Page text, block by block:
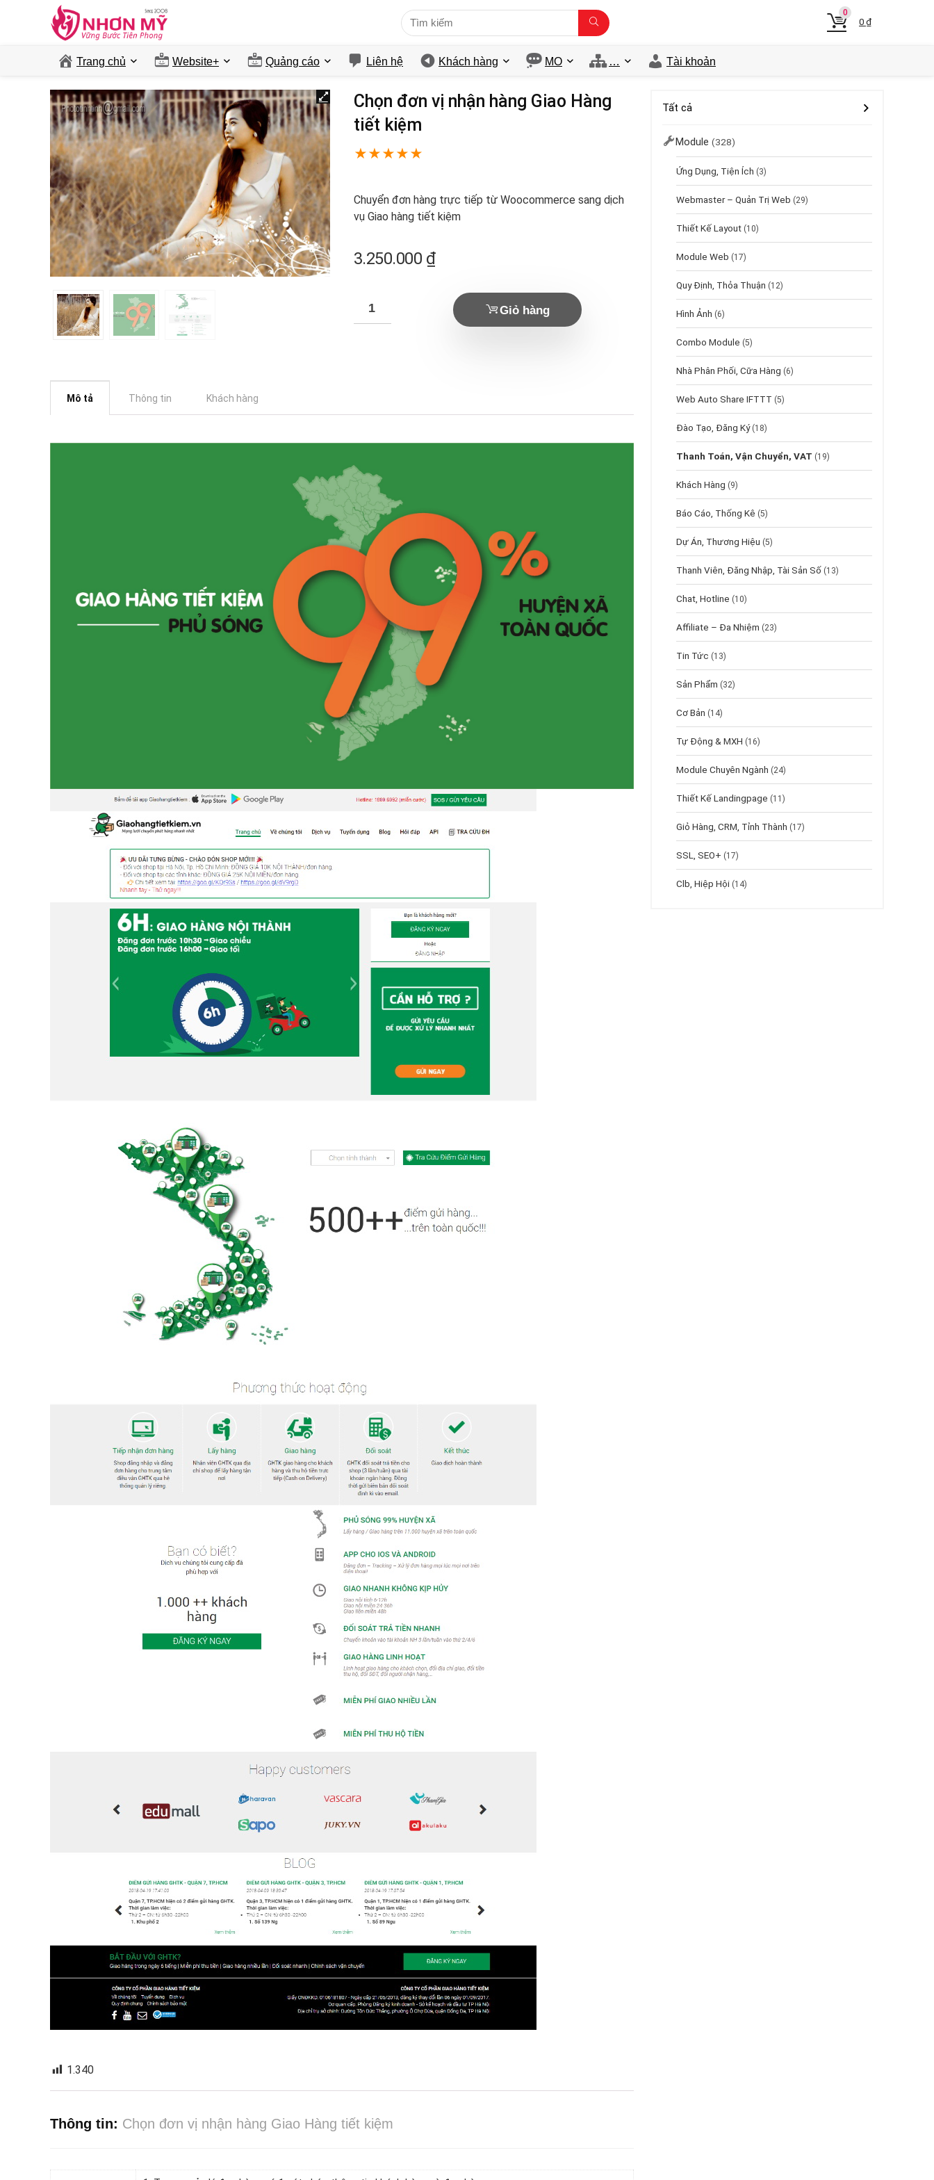
0
0 ₫
Trang chủ Website+ Quảng cáo Liên hệ Khách hàng MO … Tài khoản
Chọn đơn vị nhận hàng Giao Hàng
tiết kiệm
★★★★★
Chuyển đơn hàng trực tiếp từ Woocommerce sang dịch
vụ Giao hàng tiết kiệm
3.250.000 ₫
Giỏ hàng
Mô tả Thông tin Khách hàng
1.340
Thông tin: Chọn đơn vị nhận hàng Giao Hàng tiết kiệm
Tất cả
Module (328)
Ứng Dụng, Tiện Ích (3)
Webmaster – Quản Trị Web (29)
Thiết Kế Layout (10)
Module Web (17)
Quy Định, Thỏa Thuận (12)
Hình Ảnh (6)
Combo Module (5)
Nhà Phân Phối, Cữa Hàng (6)
Web Auto Share IFTTT (5)
Đào Tạo, Đăng Ký (18)
Thanh Toán, Vận Chuyển, VAT (19)
Khách Hàng (9)
Báo Cáo, Thống Kê (5)
Dự Án, Thương Hiệu (5)
Thanh Viên, Đăng Nhập, Tài Sản Số (13)
Chat, Hotline (10)
Affiliate – Đa Nhiệm (23)
Tin Tức (13)
Sản Phẩm (32)
Cơ Bản (14)
Tự Động & MXH (16)
Module Chuyên Ngành (24)
Thiết Kế Landingpage (11)
Giỏ Hàng, CRM, Tỉnh Thành (17)
SSL, SEO+ (17)
Clb, Hiệp Hội (14)